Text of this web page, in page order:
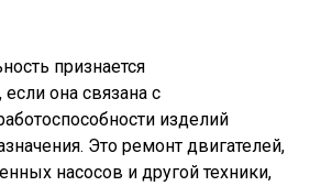
признается
она связана с
изделий
Это ремонт двигателей,
насосов и другой техники,